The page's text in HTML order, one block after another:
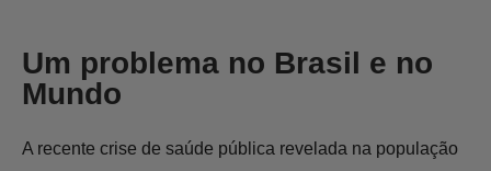
Um problema no Brasil e no
Mundo
A recente crise de saúde pública revelada na população